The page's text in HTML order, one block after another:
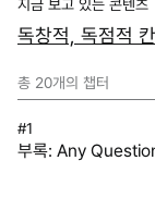
지금 보고 있는 콘텐츠
독창적, 독점적
총 20개의 챕터
#1
부록: Any